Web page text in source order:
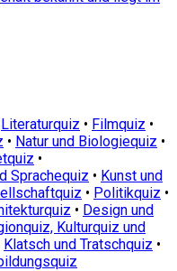
Literaturquiz • Filmquiz •
• Natur und Biologiequiz •
•
Sprachequiz • Kunst und
• Politikquiz •
• Design und
Kulturquiz und
Klatsch und Tratschquiz •